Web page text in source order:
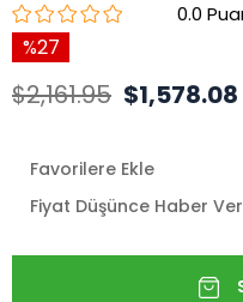
0.0
27
$2,161.95 $1,578.08
Favorilere Ekle
Fiyat Düşünce Haber Ver